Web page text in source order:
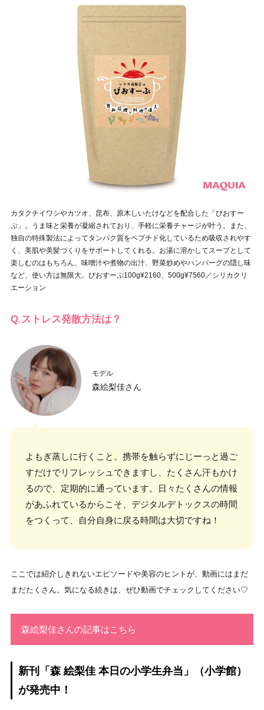
カタクチイワシやカツオ、昆布、原木しいたけなどを配合した「びおすー
ぷ」。うま味と栄養が凝縮されており、手軽に栄養チャージが叶う。また、
独自の特殊製法によってタンパク質をペプチド化しているため吸収されやす
く、美肌や美髪づくりをサポートしてくれる。お湯に溶かしてスープとして
楽しむのはもちろん、味噌汁や煮物の出汁、野菜炒めやハンバーグの隠し味
など、使い方は無限大。びおすーぷ100g¥2160、500g¥7560／シリカクリ
エーション
Q.ストレス発散方法は？
モデル
森絵梨佳さん
よもぎ蒸しに行くこと。携帯を触らずにじーっと過ご
すだけでリフレッシュできますし、たくさん汗もかけ
るので、定期的に通っています。日々たくさんの情報
があふれているからこそ、デジタルデトックスの時間
をつくって、自分自身に戻る時間は大切ですね！
ここでは紹介しきれないエピソードや美容のヒントが、動画にはまだ
まだたくさん。気になる続きは、ぜひ動画でチェックしてください♡
森絵梨佳さんの記事はこちら
新刊「森 絵梨佳 本日の小学生弁当」（小学館）
が発売中！